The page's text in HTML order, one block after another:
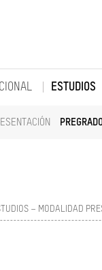
ESTUDIOS
– MODALIDAD